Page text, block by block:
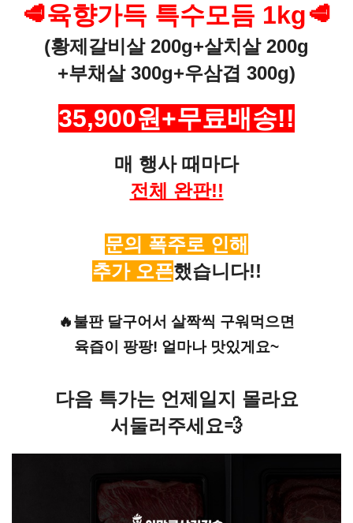
🥩육향가득 특수모듬 1kg🥩
(황제갈비살 200g+살치살 200g
+부채살 300g+우삼겹 300g)
35,900원+무료배송!!
매 행사 때마다
전체 완판!!
문의 폭주로 인해
추가 오픈했습니다!!
🔥불판 달구어서 살짝씩 구워먹으면
육즙이 팡팡! 얼마나 맛있게요~
다음 특가는 언제일지 몰라요
서둘러주세요💨